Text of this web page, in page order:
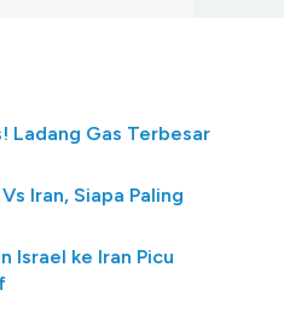
Ladang Gas Terbesar
Iran, Siapa Paling
Israel ke Iran Picu